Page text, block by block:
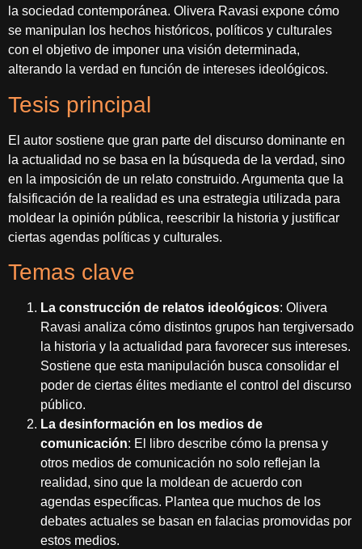
la sociedad contemporánea. Olivera Ravasi expone cómo
se manipulan los hechos históricos, políticos y culturales
con el objetivo de imponer una visión determinada,
alterando la verdad en función de intereses ideológicos.
Tesis principal
El autor sostiene que gran parte del discurso dominante en
la actualidad no se basa en la búsqueda de la verdad, sino
en la imposición de un relato construido. Argumenta que la
falsificación de la realidad es una estrategia utilizada para
moldear la opinión pública, reescribir la historia y justificar
ciertas agendas políticas y culturales.
Temas clave
La construcción de relatos ideológicos: Olivera
Ravasi analiza cómo distintos grupos han tergiversado
la historia y la actualidad para favorecer sus intereses.
Sostiene que esta manipulación busca consolidar el
poder de ciertas élites mediante el control del discurso
público.
La desinformación en los medios de
comunicación: El libro describe cómo la prensa y
otros medios de comunicación no solo reflejan la
realidad, sino que la moldean de acuerdo con
agendas específicas. Plantea que muchos de los
debates actuales se basan en falacias promovidas por
estos medios.